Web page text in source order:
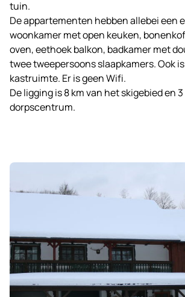
tuin.
De appartementen hebben allebei een
woonkamer met open keuken,
oven, eethoek balkon, badkamer met
twee tweepersoons slaapkamers. Ook
kastruimte. Er is geen Wifi.
De ligging is 8 km van het skigebied en
dorpscentrum.